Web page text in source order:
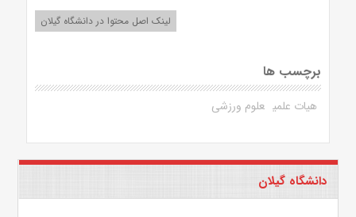
لینک اصل محتوا در دانشگاه گیلان
برچسب ها
هیات علمی علوم ورزشی
دانشگاه گیلان